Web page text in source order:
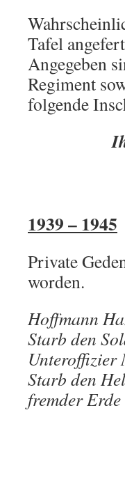
Tafel
Angegeben
Regiment
folgende
1939 – 1945
Private
worden.
Hoffmann
Starb den
Unteroffizier
Starb den
fremder Erde